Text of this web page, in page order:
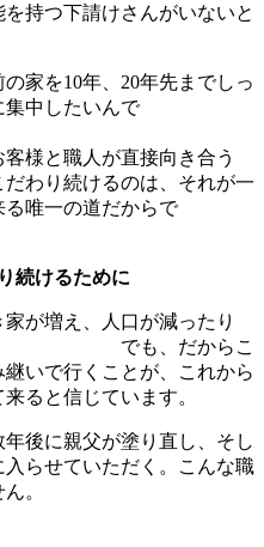
持つ下請けさんがいないと
家を10年、20年先までしっ
中したいんで
様と職人が直接向き合う
だわり続けるのは、それが一
唯一の道だからで
続けるために
が増え、人口が減ったり
す。 でも、だからこ
いで行くことが、これから
ると信じています。
後に親父が塗り直し、そし
らせていただく。こんな職
。